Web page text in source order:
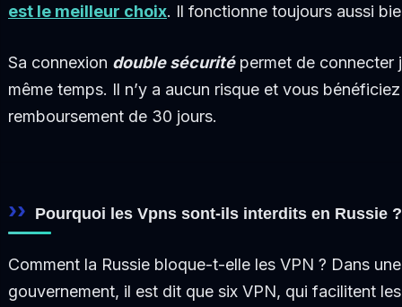
est le meilleur choix. Il fonctionne toujours aussi
Sa connexion double sécuritépermet de connecter
même temps. Il n’y a aucun risque et vous
remboursement de 30 jours.
Pourquoi les Vpns sont-ils interdits en Russie ?
Comment la Russie bloque-t-elle les VPN ? Dans
gouvernement, il est dit que six VPN, qui facilitent